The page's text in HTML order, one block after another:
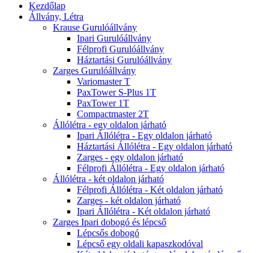
Kezdőlap
Állvány, Létra
Krause Gurulóállvány
Ipari Gurulóállvány
Félprofi Gurulóállvány
Háztartási Gurulóállvány
Zarges Gurulóállvány
Variomaster T
PaxTower S-Plus 1T
PaxTower 1T
Compactmaster 2T
Állólétra - egy oldalon járható
Ipari Állólétra - Egy oldalon járható
Háztartási Állólétra - Egy oldalon járható
Zarges - egy oldalon járható
Félprofi Állólétra - Egy oldalon járható
Állólétra - két oldalon járható
Félprofi Állólétra - Két oldalon járható
Zarges - két oldalon járható
Ipari Állólétra - Két oldalon járható
Zarges Ipari dobogó és lépcső
Lépcsős dobogó
Lépcső egy oldali kapaszkodóval